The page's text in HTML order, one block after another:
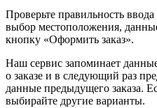
Проверьте правильность
выбор местоположения,
кнопку «Оформить заказ».
Наш сервис запоминает
о заказе и в следующий раз
данные предыдущего заказа.
выбирайте другие варианты.